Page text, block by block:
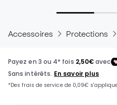
Accessoires Protections